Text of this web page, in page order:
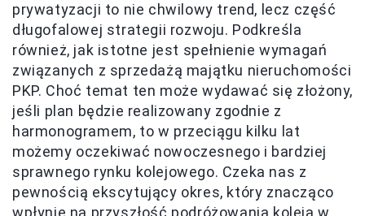
prywatyzacji to nie chwilowy trend, lecz część
długofalowej strategii rozwoju. Podkreśla
również, jak istotne jest spełnienie wymagań
związanych z sprzedażą majątku nieruchomości
PKP. Choć temat ten może wydawać się złożony,
jeśli plan będzie realizowany zgodnie z
harmonogramem, to w przeciągu kilku lat
możemy oczekiwać nowoczesnego i bardziej
sprawnego rynku kolejowego. Czeka nas z
pewnością ekscytujący okres, który znacząco